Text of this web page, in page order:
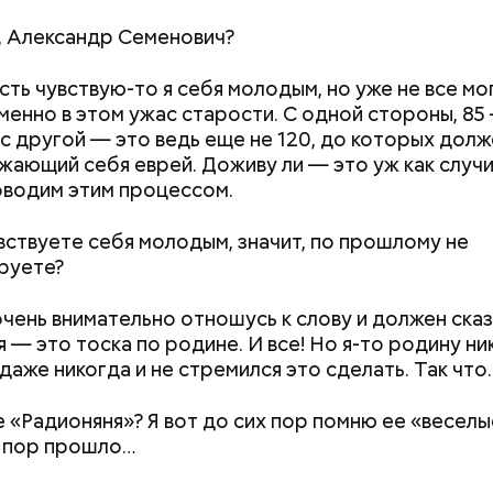
Александр Семенович?
чувствую-то я себя молодым, но уже не все
в этом ужас старости. С одной стороны,
другой — это ведь еще не 120, до которых
себя еврей. Доживу ли — это уж как
этим процессом.
себя молодым, значит, по прошлому не
внимательно отношусь к слову и должен
— это тоска по родине. И все! Но я-то родину
никогда и не стремился это сделать. Так
«Радионяня»? Я вот до сих пор помню ее
пор прошло…
делать в Успенский пост: